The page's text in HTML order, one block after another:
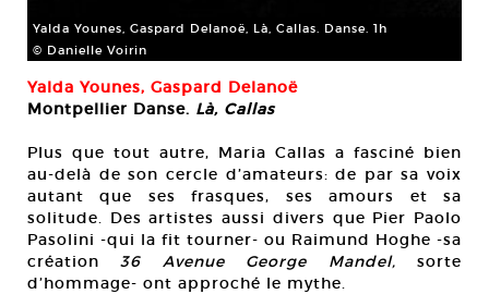
Yalda Younes, Gaspard Delanoë, Là, Callas. Danse. 1h
© Danielle Voirin
Yalda Younes, Gaspard Delanoë
Montpellier Danse. Là, Callas
Plus que tout autre, Maria Callas a fasciné bien
au-delà de son cercle d’amateurs: de par sa voix
autant que ses frasques, ses amours et sa
solitude. Des artistes aussi divers que Pier Paolo
Pasolini -qui la fit tourner- ou Raimund Hoghe -sa
création36 Avenue George Mandel, sorte
d’hommage- ont approché le mythe.